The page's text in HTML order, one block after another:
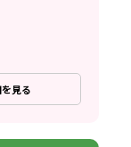
見る